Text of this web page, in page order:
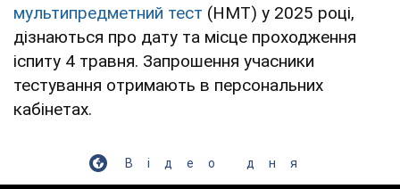
мультипредметний тест (НМТ) у 2025 році,
дізнаються про дату та місце проходження
іспиту 4 травня. Запрошення учасники
тестування отримають в персональних
кабінетах.
Відео дня